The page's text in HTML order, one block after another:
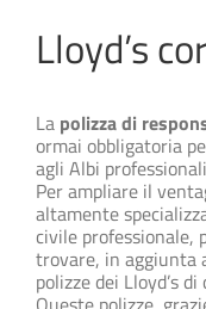
Lloyd’s
La polizza di
ormai obbligatoria
agli Albi
Per ampliare il
altamente
civile professionale,
trovare, in aggiunta
polizze dei Lloyd’s